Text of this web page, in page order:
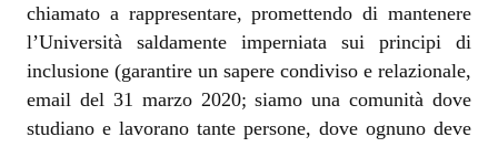
chiamato a rappresentare, promettendo di mantenere
l’Università saldamente imperniata sui principi di
inclusione (garantire un sapere condiviso e relazionale,
email del 31 marzo 2020; siamo una comunità dove
studiano e lavorano tante persone, dove ognuno deve